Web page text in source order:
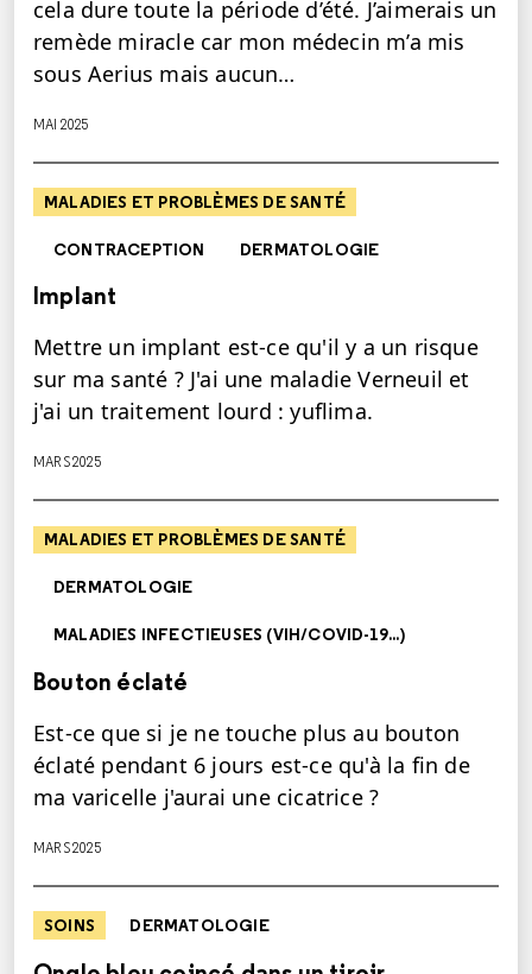
cela dure toute la période d’été. J’aimerais un
remède miracle car mon médecin m’a mis
sous Aerius mais aucun…
MAI 2025
MALADIES ET PROBLÈMES DE SANTÉ
CONTRACEPTION DERMATOLOGIE
Implant
Mettre un implant est-ce qu'il y a un risque
sur ma santé ? J'ai une maladie Verneuil et
j'ai un traitement lourd : yuflima.
MARS 2025
MALADIES ET PROBLÈMES DE SANTÉ
DERMATOLOGIE
MALADIES INFECTIEUSES (VIH/COVID-19...)
Bouton éclaté
Est-ce que si je ne touche plus au bouton
éclaté pendant 6 jours est-ce qu'à la fin de
ma varicelle j'aurai une cicatrice ?
MARS 2025
SOINS DERMATOLOGIE